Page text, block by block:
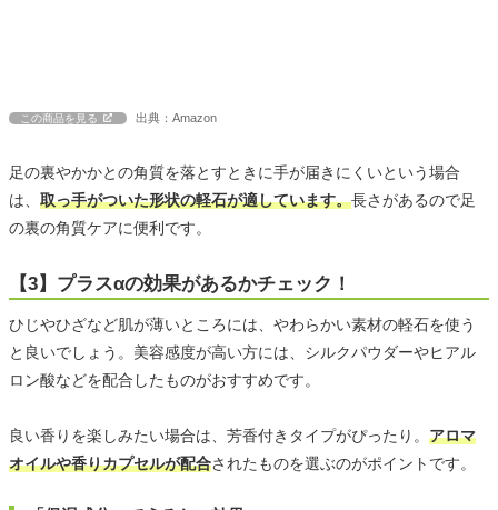
この商品を見る 出典：Amazon
足の裏やかかとの角質を落とすときに手が届きにくいという場合
は、 取っ手がついた形状の軽石が適しています。長さがあるので足
の裏の角質ケアに便利です。
【3】プラスαの効果があるかチェック！
ひじやひざなど肌が薄いところには、やわらかい素材の軽石を使う
と良いでしょう。美容感度が高い方には、シルクパウダーやヒアル
ロン酸などを配合したものがおすすめです。
良い香りを楽しみたい場合は、芳香付きタイプがぴったり。 アロマ
オイルや香りカプセルが配合されたものを選ぶのがポイントです。